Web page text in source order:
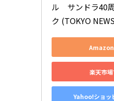
ル　サンドラ40
ク (TOKYO
Amazon
楽天市
Yahoo!ショッ